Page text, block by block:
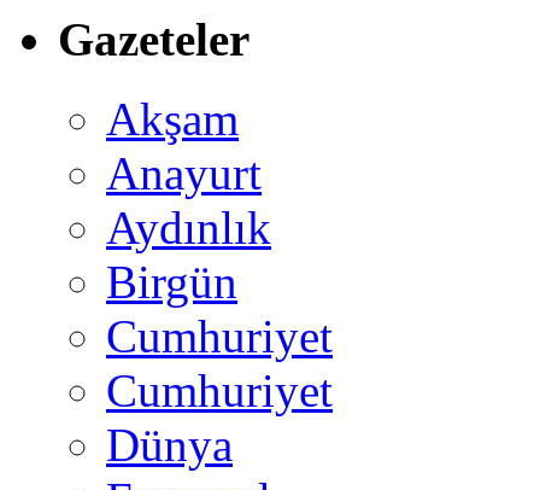
Gazeteler
Akşam
Anayurt
Aydınlık
Birgün
Cumhuriyet
Cumhuriyet
Dünya